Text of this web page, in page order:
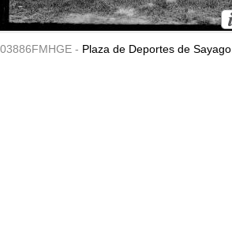
03886FMHGE - Plaza de Deportes de Sayago.